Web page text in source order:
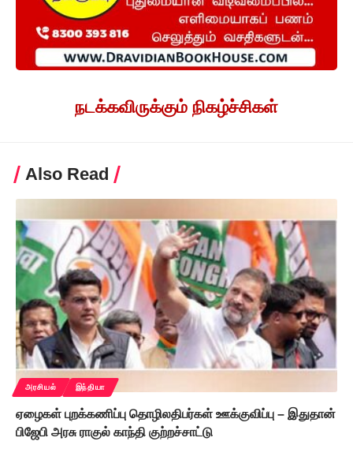
நடக்கவிருக்கும் நிகழ்ச்சிகள்
Also Read
அரசியல் இந்தியா
ஏழைகள் புறக்கணிப்பு தொழிலதிபர்கள் ஊக்குவிப்பு – இதுதான்
பிஜேபி அரசு ராகுல் காந்தி குற்றச்சாட்டு